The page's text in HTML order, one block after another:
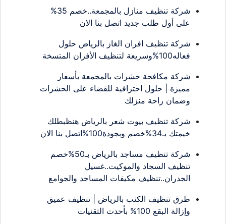
شركة تنظيف منازل بالمجمعة..خصم 35%
على أول طلب جديد اتصل بنا الان
شركة تنظيف افران الغاز بالرياض حلول
فعاله100%وسريعة لتنظيف الأفران المتسخة
شركة مكافحة حشرات بالمجمعة بأسعار
مميزة | حلول احترافية للقضاء على الحشرات
وضمان راحة منزلك
شركة تنظيف بيوت شعر بالرياض هنظبطلك
خيمتك بـ34%خصم وبجودة100%اتصل بنا الان
شركة تنظيف مساجد بالرياض بـ50%خصم
تنظيف السجاد والموكيت..غسيل
الجدران..تنظيف مكيفات المساجد والجوامع
طرق تنظيف الكنب بالرياض | تنظيف عميق
وإزالة البقع 100% بأحدث التقنيات